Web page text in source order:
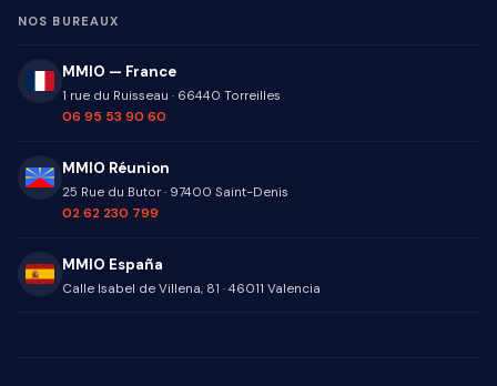
NOS BUREAUX
MMIO — France
1 rue du Ruisseau · 66440 Torreilles
06 95 53 90 60
MMIO Réunion
25 Rue du Butor· 97400 Saint-Denis
02 62 230 799
MMIO España
Calle Isabel de Villena, 81 · 46011 Valencia